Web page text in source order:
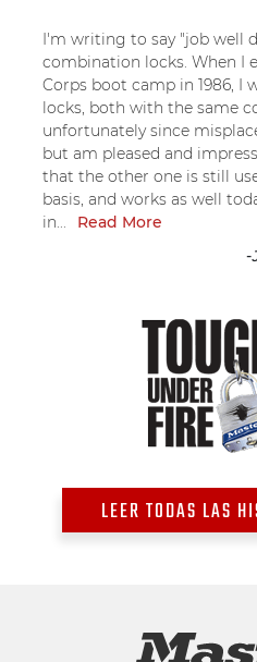
I'm writing to say "job well
combination locks. When I
Corps boot camp in 1986, I
locks, both with the same
unfortunately since
but am pleased and
that the other one is still
basis, and works as well
in...
Read More
-
LEER TODAS LAS